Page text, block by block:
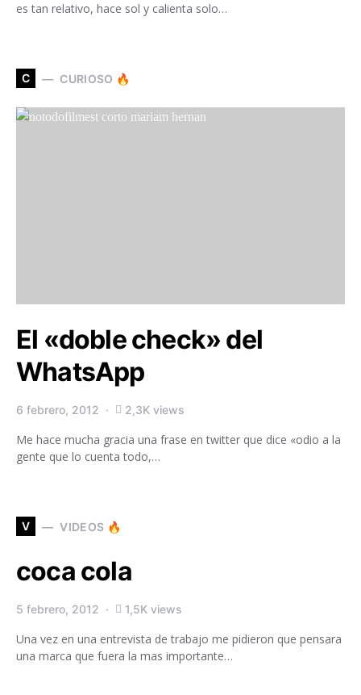
es tan relativo, hace sol y calienta solo…
C CURIOSO 🔥
El «doble check» del
WhatsApp
6 febrero, 2012 2,3K views
Me hace mucha gracia una frase en twitter que dice «odio a la
gente que lo cuenta todo,…
V VIDEOS 🔥
coca cola
5 febrero, 2012 1,5K views
Una vez en una entrevista de trabajo me pidieron que pensara
una marca que fuera la mas importante…